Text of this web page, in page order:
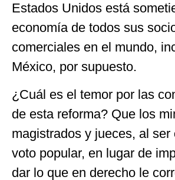
Estados Unidos está
economía de todos sus
comerciales en el mundo,
México, por supuesto.
¿Cuál es el temor por las
de esta reforma? Que los
magistrados y jueces, al ser
voto popular, en lugar de
dar lo que en derecho le